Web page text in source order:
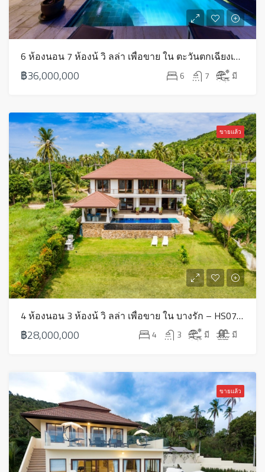
6 ห้องนอน 7 ห้องน้ วิ ลล่า เพื่อขาย ใน ตะวันตกเฉียงเหนือ – HS0590
฿36,000,000 6 7 มี
ขายแล้ว
4 ห้องนอน 3 ห้องน้ วิ ลล่า เพื่อขาย ใน บางรัก – HS0718
฿28,000,000 4 3 มี มี
ขายแล้ว